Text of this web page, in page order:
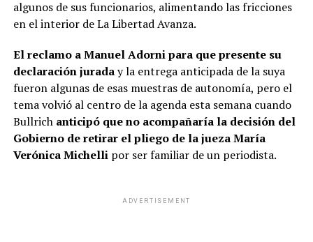
algunos de sus funcionarios, alimentando las fricciones
en el interior de La Libertad Avanza.
El reclamo a Manuel Adorni para que presente su
declaración juraday la entrega anticipada de la suya
fueron algunas de esas muestras de autonomía, pero el
tema volvió al centro de la agenda esta semana cuando
Bullrich anticipó que no acompañaría la decisión del
Gobierno de retirar el pliego de la jueza María
Verónica Michellipor ser familiar de un periodista.
ADVERTISEMENT